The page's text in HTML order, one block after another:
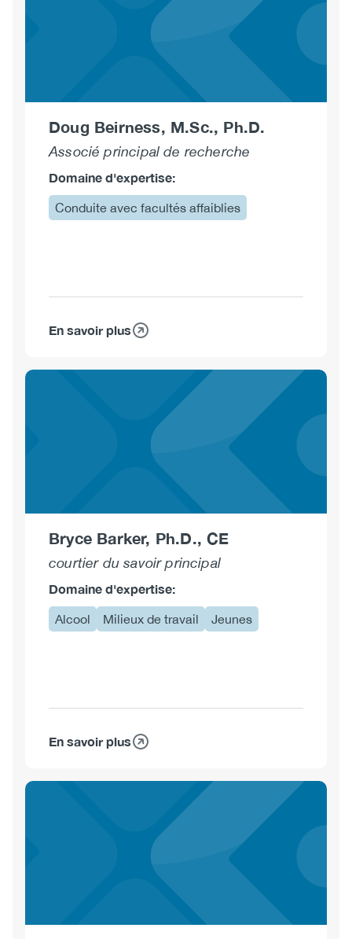
Doug Beirness, M.Sc., Ph.D.
Associé principal de recherche
Domaine d'expertise:
Conduite avec facultés affaiblies
En savoir plus
sur
Bryce Barker, Ph.D., CE
courtier du savoir principal
Domaine d'expertise:
Alcool Milieux de travail Jeunes
En savoir plus
sur